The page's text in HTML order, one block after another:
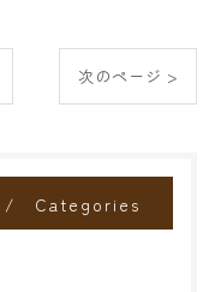
次のページ >
Categories